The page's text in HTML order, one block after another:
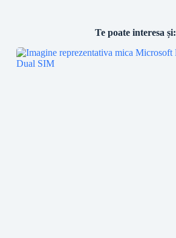
Te poate interesa și: